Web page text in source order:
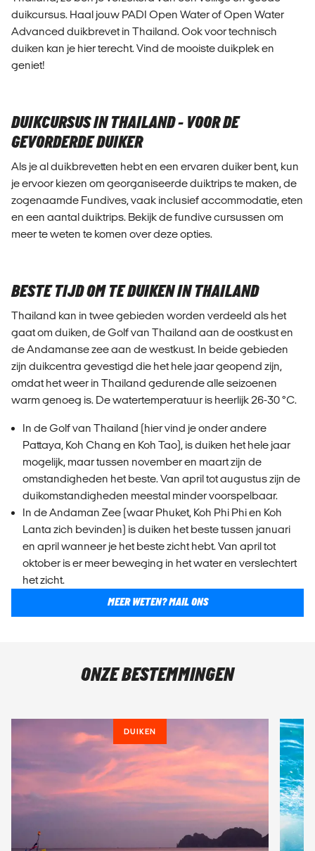
duikcursus. Haal jouw PADI Open Water of Open Water
Advanced duikbrevet in Thailand. Ook voor technisch
duiken kan je hier terecht. Vind de mooiste duikplek en
geniet!
DUIKCURSUS IN THAILAND - VOOR DE
GEVORDERDE DUIKER
Als je al duikbrevetten hebt en een ervaren duiker bent, kun
je ervoor kiezen om georganiseerde duiktrips te maken, de
zogenaamde Fundives, vaak inclusief accommodatie, eten
en een aantal duiktrips. Bekijk de fundive cursussen om
meer te weten te komen over deze opties.
BESTE TIJD OM TE DUIKEN IN THAILAND
Thailand kan in twee gebieden worden verdeeld als het
gaat om duiken, de Golf van Thailand aan de oostkust en
de Andamanse zee aan de westkust. In beide gebieden
zijn duikcentra gevestigd die het hele jaar geopend zijn,
omdat het weer in Thailand gedurende alle seizoenen
warm genoeg is. De watertemperatuur is heerlijk 26-30 °C.
In de Golf van Thailand (hier vind je onder andere
Pattaya, Koh Chang en Koh Tao), is duiken het hele jaar
mogelijk, maar tussen november en maart zijn de
omstandigheden het beste. Van april tot augustus zijn de
duikomstandigheden meestal minder voorspelbaar.
In de Andaman Zee (waar Phuket, Koh Phi Phi en Koh
Lanta zich bevinden) is duiken het beste tussen januari
en april wanneer je het beste zicht hebt. Van april tot
oktober is er meer beweging in het water en verslechtert
het zicht.
MEER WETEN? MAIL ONS
ONZE BESTEMMINGEN
DUIKEN